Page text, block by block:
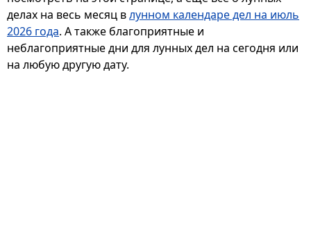
делах на весь месяц влунном календаре дел на июль
2026 года. А также благоприятные и
неблагоприятные дни для лунных дел на сегодня или
на любую другую дату.